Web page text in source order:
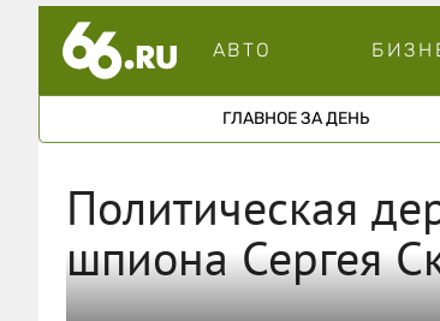
АВТО
ГЛАВНОЕ ЗА ДЕНЬ
Политическая
шпиона Сергея